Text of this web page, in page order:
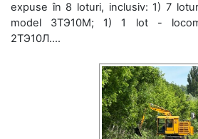
expuse în 8 loturi, inclusiv: 1) 7
model 3ТЭ10М; 1) 1 lot -
2ТЭ10Л....